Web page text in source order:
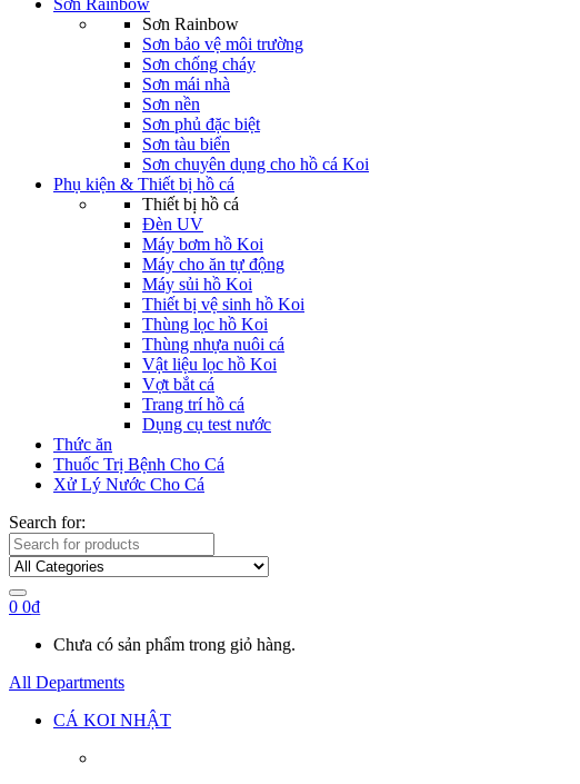
Sơn Rainbow
Sơn bảo vệ môi trường
Sơn chống cháy
Sơn mái nhà
Sơn nền
Sơn phủ đặc biệt
Sơn tàu biển
Sơn chuyên dụng cho hồ cá Koi
Phụ kiện & Thiết bị hồ cá
Thiết bị hồ cá
Đèn UV
Máy bơm hồ Koi
Máy cho ăn tự động
Máy sủi hồ Koi
Thiết bị vệ sinh hồ Koi
Thùng lọc hồ Koi
Thùng nhựa nuôi cá
Vật liệu lọc hồ Koi
Vợt bắt cá
Trang trí hồ cá
Dụng cụ test nước
Thức ăn
Thuốc Trị Bệnh Cho Cá
Xử Lý Nước Cho Cá
Search for:
0 0₫
Chưa có sản phẩm trong giỏ hàng.
All Departments
CÁ KOI NHẬT